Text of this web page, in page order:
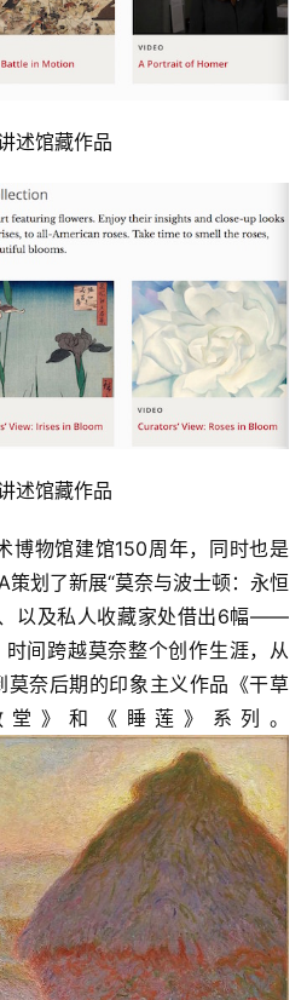
述馆藏作品
述馆藏作品
博物馆建馆150周年，同时也是
策划了新展“莫奈与波士顿：永恒
以及私人收藏家处借出6幅——
间跨越莫奈整个创作生涯，从
奈后期的印象主义作品《干草
》和《睡莲》系列。